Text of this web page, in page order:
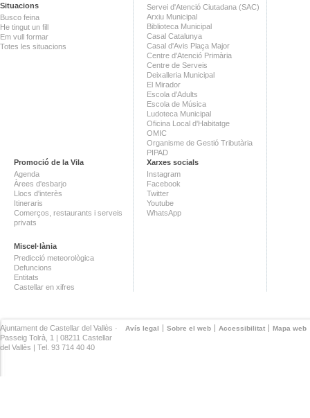
Situacions
Busco feina
He tingut un fill
Em vull formar
Totes les situacions
Servei d'Atenció Ciutadana (SAC)
Arxiu Municipal
Biblioteca Municipal
Casal Catalunya
Casal d'Avis Plaça Major
Centre d'Atenció Primària
Centre de Serveis
Deixalleria Municipal
El Mirador
Escola d'Adults
Escola de Música
Ludoteca Municipal
Oficina Local d'Habitatge
OMIC
Organisme de Gestió Tributària
PIPAD
Promoció de la Vila
Agenda
Àrees d'esbarjo
Llocs d'interès
Itineraris
Comerços, restaurants i serveis
privats
Miscel·lània
Predicció meteorològica
Defuncions
Entitats
Castellar en xifres
Xarxes socials
Instagram
Facebook
Twitter
Youtube
WhatsApp
Avís legal Sobre el web Accessibilitat Mapa web
Ajuntament de Castellar del Vallès ·
Passeig Tolrà, 1 | 08211 Castellar
del Vallès | Tel. 93 714 40 40